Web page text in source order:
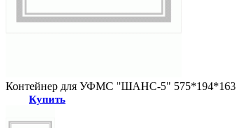
Контейнер для УФМС "ШАНС-5" 575*194*163
Купить